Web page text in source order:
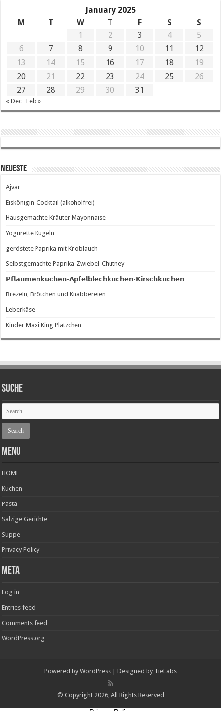
January 2025
M
T W T F S
S
1
2 3 4
5
6
7 8 9 10 11
12
13
14 15 16 17 18
19
20
21 22 23 24 25
26
27
28 29 30 31
« Dec Feb »
Neueste
Ajvar
Eiskönigin-Cocktail (alkoholfrei)
Hausgemachte Kräuter Mayonnaise
Yogurette Kugeln
geröstete Paprika mit Knoblauch
Selbstgemachte Paprika-Zwiebel-Chutney
𝗣𝗳𝗹𝗮𝘂𝗺𝗲𝗻𝗸𝘂𝗰𝗵𝗲𝗻-𝗔𝗽𝗳𝗲𝗹𝗯𝗹𝗲𝗰𝗵𝗸𝘂𝗰𝗵𝗲𝗻-𝗞𝗶𝗿𝘀𝗰𝗵𝗸𝘂𝗰𝗵𝗲𝗻
Brezeln, Brötchen und Knabbereien
Leberkäse
Kinder Maxi King Plätzchen
SUCHE
Menu
HOME
Kuchen
Pasta
Salzige Gerichte
Suppe
Privacy Policy
Meta
Log in
Entries feed
Comments feed
WordPress.org
Powered by WordPress | Designed by TieLabs
© Copyright 2026, All Rights Reserved